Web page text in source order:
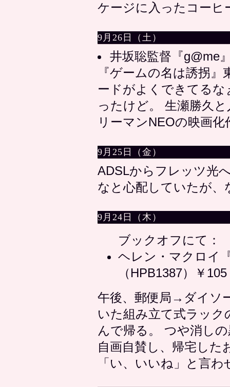
ケージに入ったコーヒ
9月26日（土）
井坂聡監督『g@me
『ゲームの名は誘拐
ードがよくできてる
ったけど。 生瀬勝久
リーマンNEOの映画
9月25日（金）
ADSLからフレッツ光
なと心配していたが、
9月24日（木）
ブックオフにて：
ヘレン・マクロイ
（HPB1387）￥105
午後、郵便局→ダイソ
いた組み立て式ラック
んで帰る。 つや消し
自画自賛し、帰宅した
「い、いいね」と言わ